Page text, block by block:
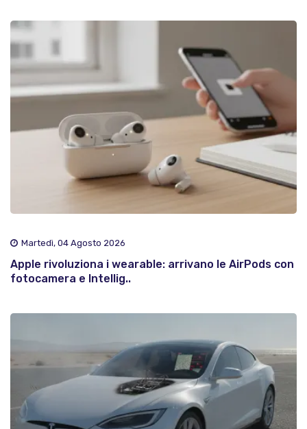
Martedì, 04 Agosto 2026
Apple rivoluziona i wearable: arrivano le AirPods con
fotocamera e Intellig..